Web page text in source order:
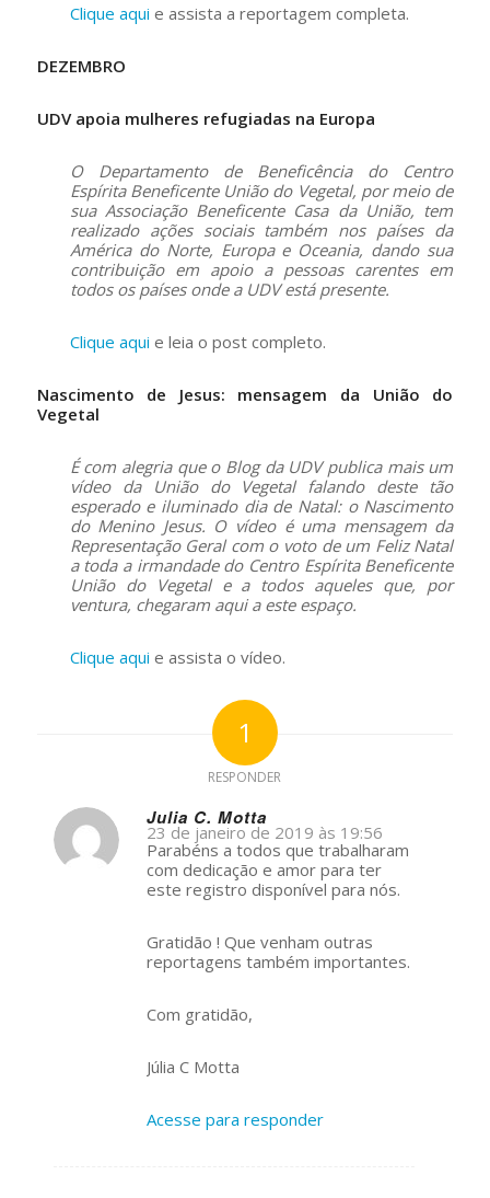
Clique aqui e assista a reportagem completa.
DEZEMBRO
UDV apoia mulheres refugiadas na Europa
O Departamento de Beneficência do Centro
Espírita Beneficente União do Vegetal, por meio de
sua Associação Beneficente Casa da União, tem
realizado ações sociais também nos países da
América do Norte, Europa e Oceania, dando sua
contribuição em apoio a pessoas carentes em
todos os países onde a UDV está presente.
Clique aqui e leia o post completo.
Nascimento de Jesus: mensagem da União do
Vegetal
É com alegria que o Blog da UDV publica mais um
vídeo da União do Vegetal falando deste tão
esperado e iluminado dia de Natal: o Nascimento
do Menino Jesus. O vídeo é uma mensagem da
Representação Geral com o voto de um Feliz Natal
a toda a irmandade do Centro Espírita Beneficente
União do Vegetal e a todos aqueles que, por
ventura, chegaram aqui a este espaço.
Clique aqui e assista o vídeo.
1
RESPONDER
Julia C. Motta
s
ays:
23 de janeiro de 2019 às 19:56
Parabéns a todos que trabalharam
com dedicação e amor para ter
este registro disponível para nós.
Gratidão ! Que venham outras
reportagens também importantes.
Com gratidão,
Júlia C Motta
Acesse para responder